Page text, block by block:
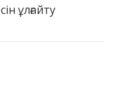
ұлғайту